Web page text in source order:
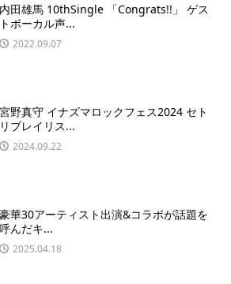
内田雄馬 10thSingle 「Congrats!!」 ゲス
トボーカル声...
2022.09.07
宮野真守 イナズマロックフェス2024 セト
リプレイリス...
2024.09.22
豪華30アーティスト出演&コラボが話題を
呼んだキ...
2025.04.18